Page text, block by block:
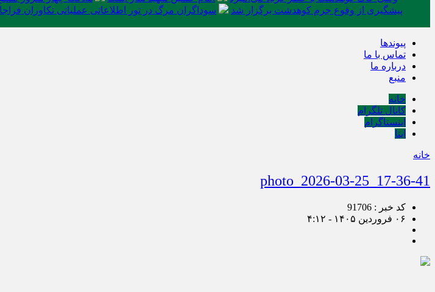
پیشگیری از وقوع جرم کوهدشت برگزار شد
سوداگران مرگ در تور اطلاعاتی عملیاتی تکاوران فراجا
پیوندها
تماس با ما
درباره ما
منبع
خانه
کانال تلگرام
اینستاگرام
ایتا
خانه
photo_2026-03-25_17-36-41
کد خبر : 91706
۰۶ فروردین ۱۴۰۵ - ۴:۱۲